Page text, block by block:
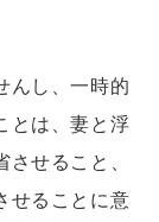
んし、一時的
とは、妻と浮
せること、
せることに意